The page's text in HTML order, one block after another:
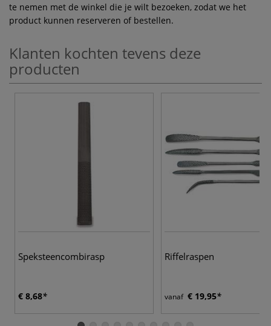
te nemen met de winkel die je wilt bezoeken, zodat we het
product kunnen reserveren of bestellen.
Klanten kochten tevens deze
producten
Speksteencombirasp
€ 8,68
Riffelraspen
vanaf € 19,95